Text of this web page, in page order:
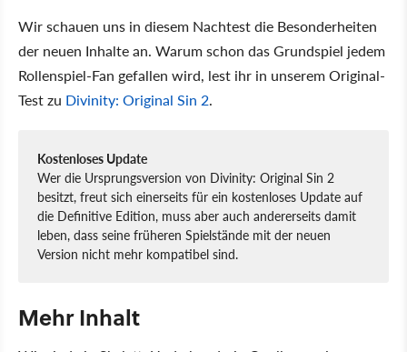
Wir schauen uns in diesem Nachtest die Besonderheiten
der neuen Inhalte an. Warum schon das Grundspiel jedem
Rollenspiel-Fan gefallen wird, lest ihr in unserem Original-
Test zu Divinity: Original Sin 2.
Kostenloses Update
Wer die Ursprungsversion von Divinity: Original Sin 2
besitzt, freut sich einerseits für ein kostenloses Update auf
die Definitive Edition, muss aber auch andererseits damit
leben, dass seine früheren Spielstände mit der neuen
Version nicht mehr kompatibel sind.
Mehr Inhalt